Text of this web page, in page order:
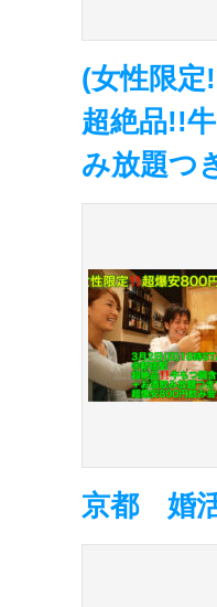
(女性限定
超絶品!!
み放題つ
京都 婚